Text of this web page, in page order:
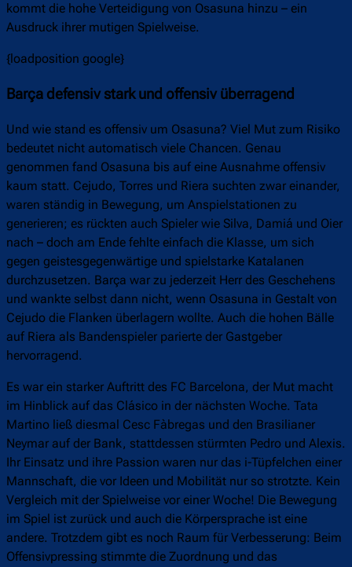
kommt die hohe Verteidigung von Osasuna hinzu – ein
Ausdruck ihrer mutigen Spielweise.
{loadposition google}
Barça defensiv stark und offensiv überragend
Und wie stand es offensiv um Osasuna? Viel Mut zum Risiko
bedeutet nicht automatisch viele Chancen. Genau
genommen fand Osasuna bis auf eine Ausnahme offensiv
kaum statt. Cejudo, Torres und Riera suchten zwar einander,
waren ständig in Bewegung, um Anspielstationen zu
generieren; es rückten auch Spieler wie Silva, Damiá und Oier
nach – doch am Ende fehlte einfach die Klasse, um sich
gegen geistesgegenwärtige und spielstarke Katalanen
durchzusetzen. Barça war zu jederzeit Herr des Geschehens
und wankte selbst dann nicht, wenn Osasuna in Gestalt von
Cejudo die Flanken überlagern wollte. Auch die hohen Bälle
auf Riera als Bandenspieler parierte der Gastgeber
hervorragend.
Es war ein starker Auftritt des FC Barcelona, der Mut macht
im Hinblick auf das Clásico in der nächsten Woche. Tata
Martino ließ diesmal Cesc Fàbregas und den Brasilianer
Neymar auf der Bank, stattdessen stürmten Pedro und Alexis.
Ihr Einsatz und ihre Passion waren nur das i-Tüpfelchen einer
Mannschaft, die vor Ideen und Mobilität nur so strotzte. Kein
Vergleich mit der Spielweise vor einer Woche! Die Bewegung
im Spiel ist zurück und auch die Körpersprache ist eine
andere. Trotzdem gibt es noch Raum für Verbesserung: Beim
Offensivpressing stimmte die Zuordnung und das